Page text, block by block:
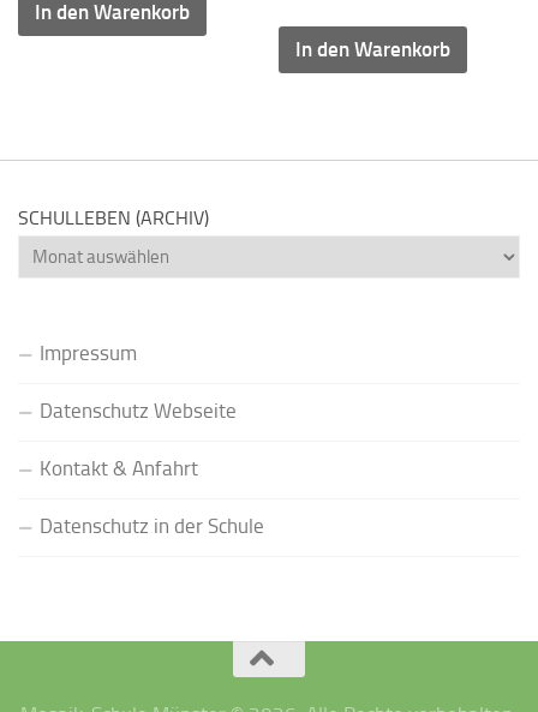
In den Warenkorb
In den Warenkorb
SCHULLEBEN (ARCHIV)
Schulleben
(Archiv)
Impressum
Datenschutz Webseite
Kontakt & Anfahrt
Datenschutz in der Schule